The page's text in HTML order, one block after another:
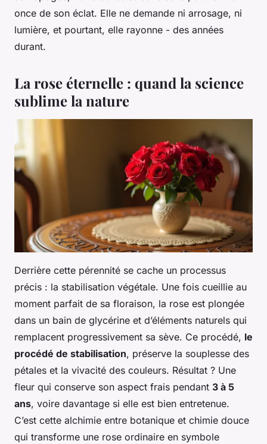
once de son éclat. Elle ne demande ni arrosage, ni
lumière, et pourtant, elle rayonne - des années
durant.
La rose éternelle : quand la science
sublime la nature
Derrière cette pérennité se cache un processus
précis : la stabilisation végétale. Une fois cueillie au
moment parfait de sa floraison, la rose est plongée
dans un bain de glycérine et d’éléments naturels qui
remplacent progressivement sa sève. Ce procédé, le
procédé de stabilisation, préserve la souplesse des
pétales et la vivacité des couleurs. Résultat ? Une
fleur qui conserve son aspect frais pendant 3 à 5
ans, voire davantage si elle est bien entretenue.
C’est cette alchimie entre botanique et chimie douce
qui transforme une rose ordinaire en symbole